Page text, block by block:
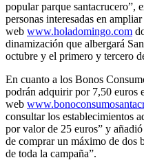
popular parque santacrucero”,
personas interesadas en
web www.holadomingo.com
dinamización que albergará
octubre y el primero y tercero
En cuanto a los Bonos
podrán adquirir por 7,50 euros
web
consultar los establecimientos
por valor de 25 euros” y
de comprar un máximo de dos
de toda la campaña”.